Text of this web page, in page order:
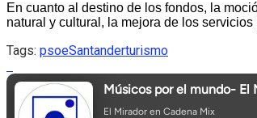
En cuanto al destino de los fondos, la
natural y cultural, la mejora de los
Tags: psoeSantanderturismo